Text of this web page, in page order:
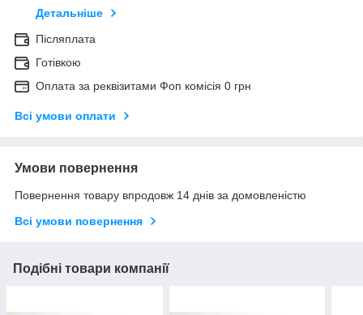
Детальніше
Післяплата
Готівкою
Оплата за реквізитами Фоп комісія 0 грн
Всі умови оплати
Умови повернення
Повернення товару впродовж 14 днів за домовленістю
Всі умови повернення
Подібні товари компанії